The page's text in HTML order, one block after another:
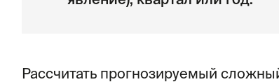
Рассчитать прогнозируемый